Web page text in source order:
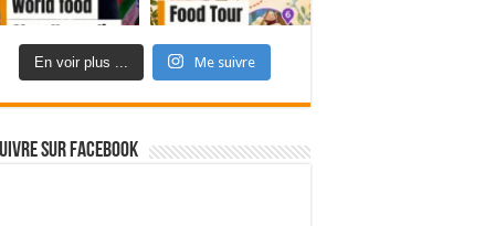
En voir plus ... Me suivre
sur Facebook